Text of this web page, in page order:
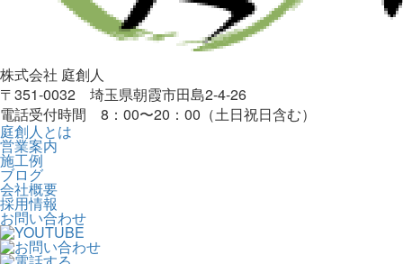
株式会社 庭創人
〒351-0032 埼玉県朝霞市田島2-4-26
電話受付時間 8：00〜20：00（土日祝日含む）
庭創人とは
営業案内
施工例
ブログ
会社概要
採用情報
お問い合わせ